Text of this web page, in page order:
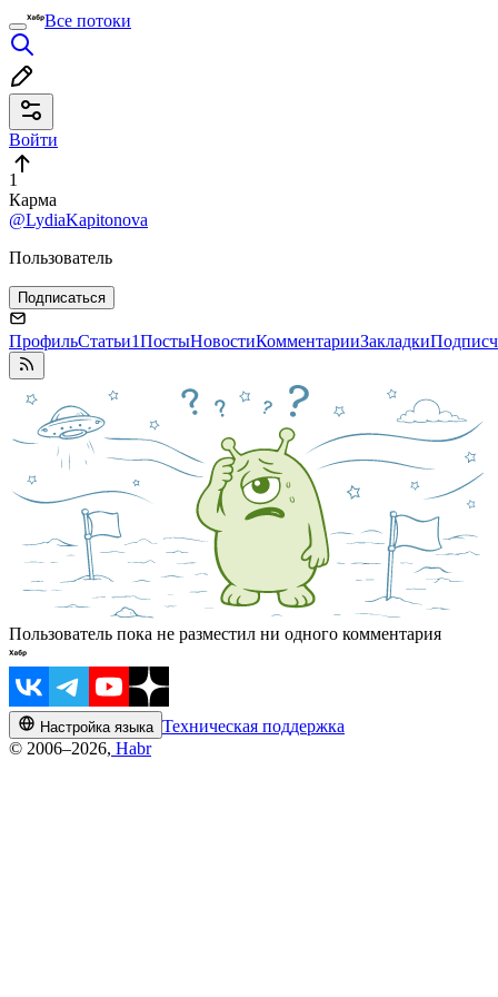
Все потоки
Войти
1
Карма
@LydiaKapitonova
Пользователь
Подписаться
ПрофильСтатьи1ПостыНовостиКомментарииЗакладки
Пользователь пока не разместил ни одного комментария
Настройка языка Техническая поддержка
© 2006–2026, Habr